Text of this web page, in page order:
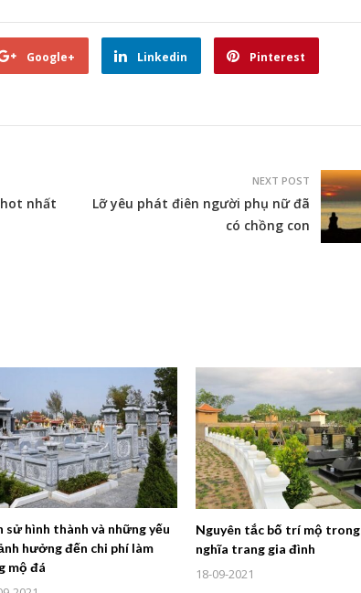
Google+ Linkedin Pinterest
nhất
NEXT POST
Lỡ yêu phát điên người phụ nữ đã
có chồng con
sử hình thành và những yếu
hưởng đến chi phí làm
mộ đá
Nguyên tắc bố trí mộ trong
nghĩa trang gia đình
18-09-2021